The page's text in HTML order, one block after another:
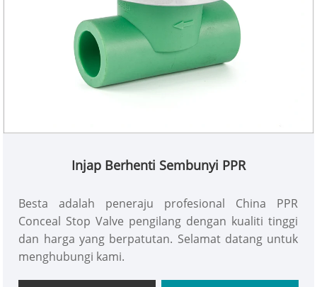
Injap Berhenti Sembunyi PPR
Besta adalah peneraju profesional China PPR
Conceal Stop Valve pengilang dengan kualiti tinggi
dan harga yang berpatutan. Selamat datang untuk
menghubungi kami.